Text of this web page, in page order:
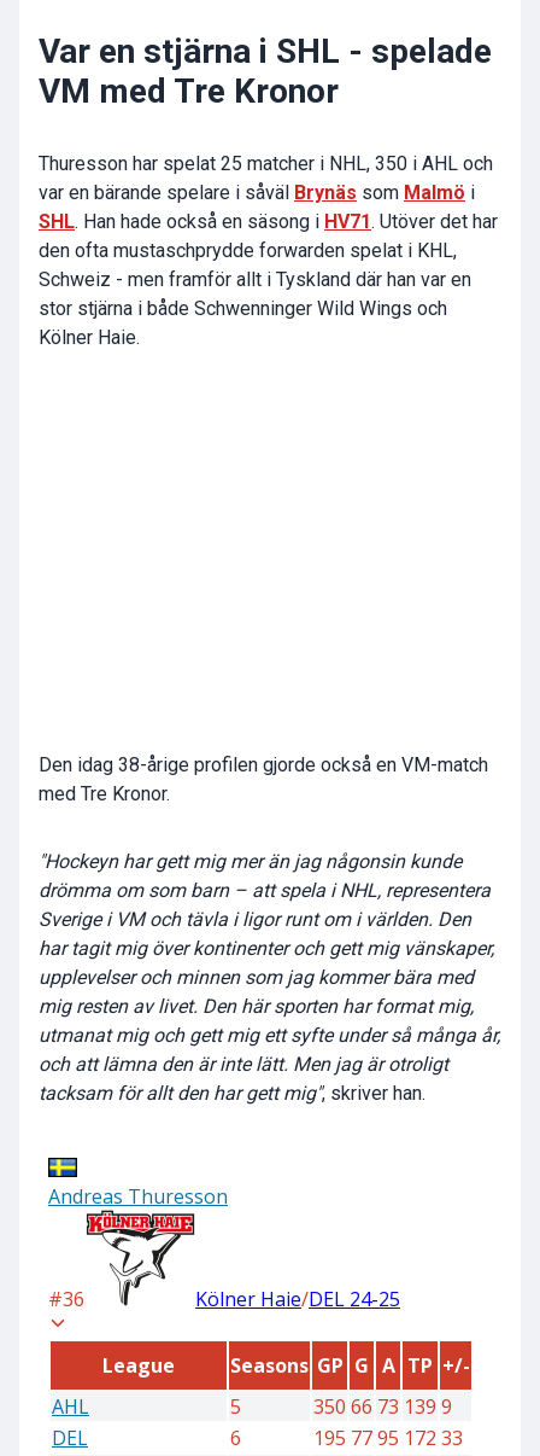
Var en stjärna i SHL - spelade
VM med Tre Kronor
Thuresson har spelat 25 matcher i NHL, 350 i AHL och
var en bärande spelare i såväl Brynäs som Malmö i
SHL. Han hade också en säsong i HV71. Utöver det har
den ofta mustaschprydde forwarden spelat i KHL,
Schweiz - men framför allt i Tyskland där han var en
stor stjärna i både Schwenninger Wild Wings och
Kölner Haie.
Den idag 38-årige profilen gjorde också en VM-match
med Tre Kronor.
"Hockeyn har gett mig mer än jag någonsin kunde
drömma om som barn – att spela i NHL, representera
Sverige i VM och tävla i ligor runt om i världen. Den
har tagit mig över kontinenter och gett mig vänskaper,
upplevelser och minnen som jag kommer bära med
mig resten av livet. Den här sporten har format mig,
utmanat mig och gett mig ett syfte under så många år,
och att lämna den är inte lätt. Men jag är otroligt
tacksam för allt den har gett mig", skriver han.